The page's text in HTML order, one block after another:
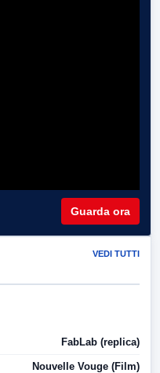
Guarda ora
VEDI TUTTI
FabLab (replica)
Nouvelle Vouge (Film)